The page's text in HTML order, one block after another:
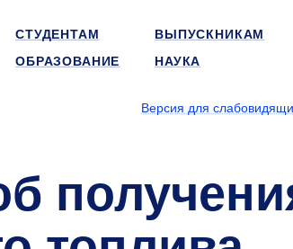
СТУДЕНТАМ ВЫПУСКНИКАМ
ОБРАЗОВАНИЕ НАУКА
Версия для